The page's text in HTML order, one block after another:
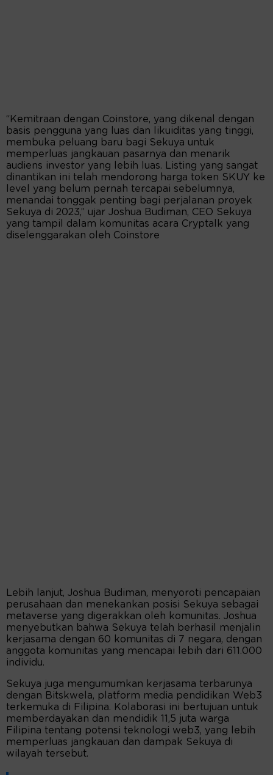
“Kemitraan dengan Coinstore, yang dikenal dengan
basis pengguna yang luas dan likuiditas yang tinggi,
membuka peluang baru bagi Sekuya untuk
memperluas jangkauan pasarnya dan menarik
audiens investor yang lebih luas. Listing yang sangat
dinantikan ini telah mendorong harga token SKUY ke
level yang belum pernah tercapai sebelumnya,
menandai tonggak penting bagi perjalanan proyek
Sekuya di 2023,” ujar Joshua Budiman, CEO Sekuya
yang tampil dalam komunitas acara Cryptalk yang
diselenggarakan oleh Coinstore
Lebih lanjut, Joshua Budiman, menyoroti pencapaian
perusahaan dan menekankan posisi Sekuya sebagai
metaverse yang digerakkan oleh komunitas. Joshua
menyebutkan bahwa Sekuya telah berhasil menjalin
kerjasama dengan 60 komunitas di 7 negara, dengan
anggota komunitas yang mencapai lebih dari 611.000
individu.
Sekuya juga mengumumkan kerjasama terbarunya
dengan Bitskwela, platform media pendidikan Web3
terkemuka di Filipina. Kolaborasi ini bertujuan untuk
memberdayakan dan mendidik 11,5 juta warga
Filipina tentang potensi teknologi web3, yang lebih
memperluas jangkauan dan dampak Sekuya di
wilayah tersebut.